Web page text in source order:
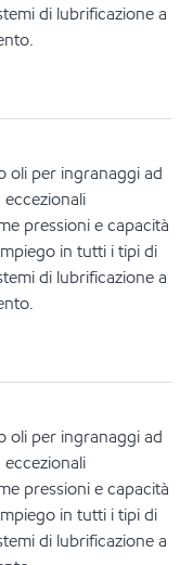
di lubrificazione a
oli per ingranaggi ad
pressioni e capacità
in tutti i tipi di
di lubrificazione a
oli per ingranaggi ad
pressioni e capacità
in tutti i tipi di
di lubrificazione a